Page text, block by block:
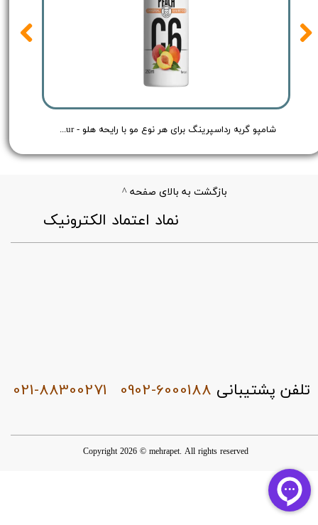
شامپو گربه رداسپرینگ برای هر نوع مو با رایحه هلو - Redspring Cat Shampoo Peach Flavour - حجم 250 میلی لیتر
0902-6000188
بازگشت به بالای صفحه ^
021-88300271
Copyright 2026 © mehrapet. All rights reserved
​نماد اعتماد الکترونیک